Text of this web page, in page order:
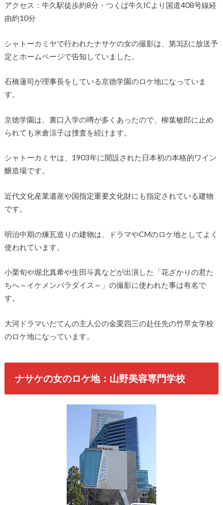
アクセス：牛久駅徒歩約8分・つくば牛久ICより国道408号線経
由約10分
シャトーカミヤで行われたナサケの女の撮影は、第3話に放送予
定とホームページで告知していました。
石橋蓮司が理事長をしている京徳学園のロケ地になっていま
す。
京徳学園は、裏口入学の噂が多くあったので、柳葉敏郎に止め
られても米倉涼子は捜査を続けます。
シャトーカミヤは、1903年に開設された日本初の本格的ワイン
醸造場です。
近代文化産業遺産や国指定重要文化財にも指定されている建物
です。
明治中期の煉瓦造りの建物は、ドラマやCMのロケ地としてよく
使われています。
小栗旬や堀北真希や生田斗真などが出演した「花ざかりの君た
ちへ～イケメンパラダイス～」の撮影に使われた事は有名で
す。
大河ドラマいだてんの主人公の金栗四三の赴任先の竹早女学校
のロケ地になっています。
ナサケの女のロケ地：山野美容専門学校